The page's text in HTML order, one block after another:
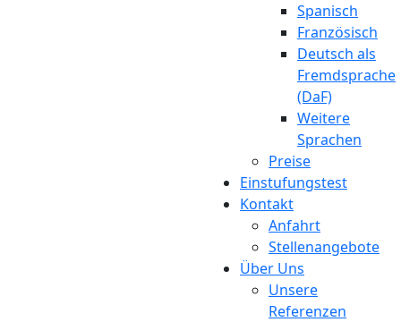
Spanisch
Französisch
Deutsch als
Fremdsprache
(DaF)
Weitere
Sprachen
Preise
Einstufungstest
Kontakt
Anfahrt
Stellenangebote
Über Uns
Unsere
Referenzen